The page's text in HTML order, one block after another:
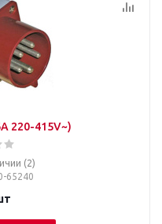
220-415V~)
(2)
65240